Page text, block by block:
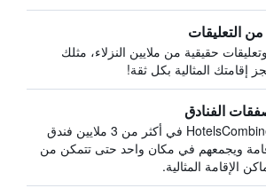
من التعليقات
حقيقية من ملايين النزلاء، مثلك
إقامتك المثالية بكل ثقة!
الفنادق
يبحث HotelsCombined في أكثر من 3 ملايين فندق
ويجمعهم في مكان واحد حتى تتمكن من
الإقامة المثالية.